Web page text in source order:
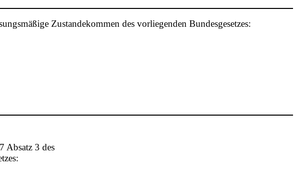
Zustandekommen des vorliegenden Bundesgesetzes:
Absatz 3 des